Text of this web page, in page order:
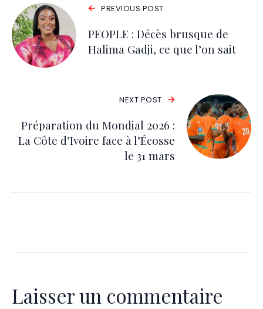
PREVIOUS POST
PEOPLE : Décès brusque de
Halima Gadji, ce que l’on sait
NEXT POST
Préparation du Mondial 2026 :
La Côte d’Ivoire face à l’Écosse
le 31 mars
Laisser un commentaire